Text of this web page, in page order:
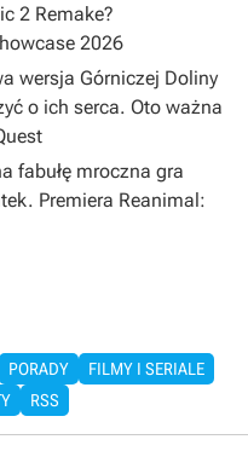
2 Remake?
2026
wersja Górniczej Doliny
o ich serca. Oto ważna
fabułę mroczna gra
Premiera Reanimal:
PORADY
FILMY I SERIALE
RSS